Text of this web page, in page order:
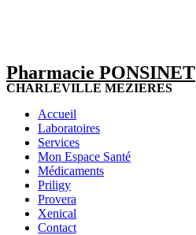
Pharmacie PONSINET
CHARLEVILLE MEZIERES
Accueil
Laboratoires
Services
Mon Espace Santé
Médicaments
Priligy
Provera
Xenical
Contact